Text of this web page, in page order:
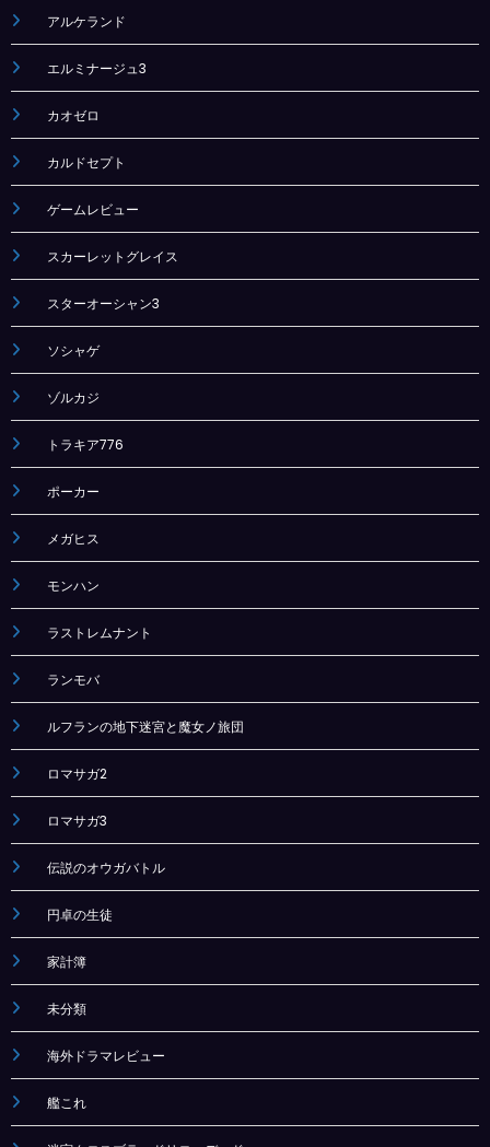
アルケランド
エルミナージュ3
カオゼロ
カルドセプト
ゲームレビュー
スカーレットグレイス
スターオーシャン3
ソシャゲ
ゾルカジ
トラキア776
ポーカー
メガヒス
モンハン
ラストレムナント
ランモバ
ルフランの地下迷宮と魔女ノ旅団
ロマサガ2
ロマサガ3
伝説のオウガバトル
円卓の生徒
家計簿
未分類
海外ドラマレビュー
艦これ